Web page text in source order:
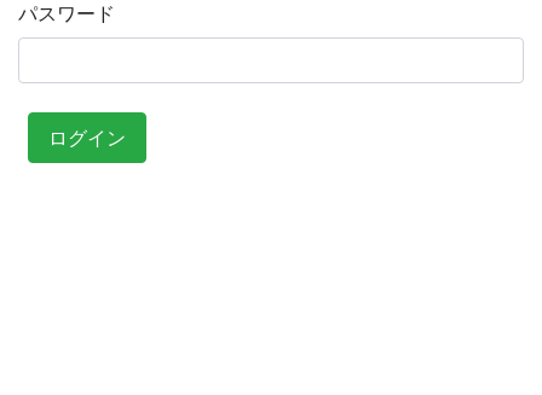
パスワード